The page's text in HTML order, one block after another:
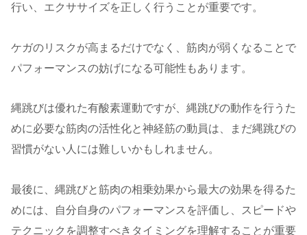
行い、エクササイズを正しく行うことが重要です。
ケガのリスクが高まるだけでなく、筋肉が弱くなることで
パフォーマンスの妨げになる可能性もあります。
縄跳びは優れた有酸素運動ですが、縄跳びの動作を行うた
めに必要な筋肉の活性化と神経筋の動員は、まだ縄跳びの
習慣がない人には難しいかもしれません。
最後に、縄跳びと筋肉の相乗効果から最大の効果を得るた
めには、自分自身のパフォーマンスを評価し、スピードや
テクニックを調整すべきタイミングを理解することが重要